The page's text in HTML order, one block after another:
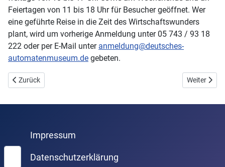
Feiertagen von 11 bis 18 Uhr für Besucher geöffnet. Wer
eine geführte Reise in die Zeit des Wirtschaftswunders
plant, wird um vorherige Anmeldung unter 05 743 / 93 18
222 oder per E-Mail unter anmeldung@deutsches-
automatenmuseum.de gebeten.
Vorheriger Beitrag: Jetzt mal ganz Ehrlich!
Zurück Nächster
Weiter
Suchen
Impressum
Datenschutzerklärung